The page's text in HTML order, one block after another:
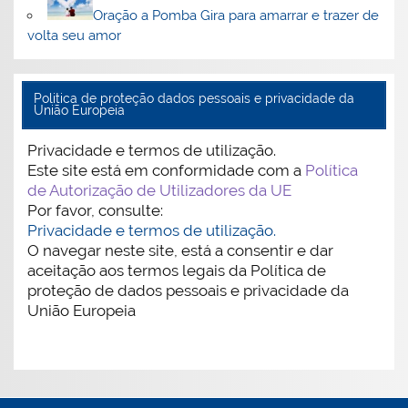
Oração a Pomba Gira para amarrar e trazer de
volta seu amor
Politica de proteção dados pessoais e privacidade da
União Europeia
Privacidade e termos de utilização.
Este site está em conformidade com a Política
de Autorização de Utilizadores da UE
Por favor, consulte:
Privacidade e termos de utilização.
O navegar neste site, está a consentir e dar
aceitação aos termos legais da Política de
proteção de dados pessoais e privacidade da
União Europeia